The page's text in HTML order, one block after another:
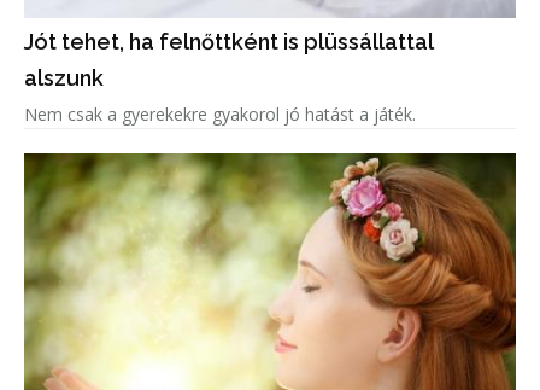
Jót tehet, ha felnőttként is plüssállattal
alszunk
Nem csak a gyerekekre gyakorol jó hatást a játék.